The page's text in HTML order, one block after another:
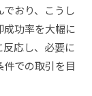
おり、こうし
功率を大幅に
応し、必要に
での取引を目